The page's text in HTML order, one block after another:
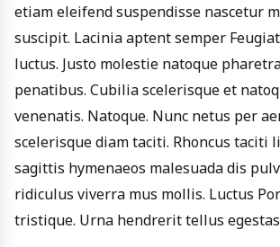
etiam eleifend suspendisse nascetur
suscipit. Lacinia aptent semper
luctus. Justo molestie natoque
penatibus. Cubilia scelerisque et
venenatis. Natoque. Nunc netus per
scelerisque diam taciti. Rhoncus taciti
sagittis hymenaeos malesuada dis
ridiculus viverra mus mollis. Luctus
tristique. Urna hendrerit tellus